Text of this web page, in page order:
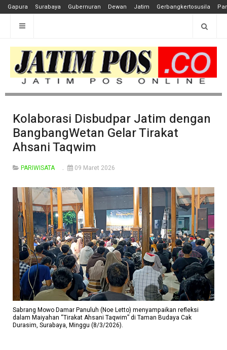
Gapura Surabaya Gubernuran Dewan Jatim Gerbangkertosusila
Kolaborasi Disbudpar Jatim dengan
BangbangWetan Gelar Tirakat
Ahsani Taqwim
PARIWISATA 09 Maret 2026
Sabrang Mowo Damar Panuluh (Noe Letto) menyampaikan refleksi
dalam Maiyahan “Tirakat Ahsani Taqwim” di Taman Budaya Cak
Durasim, Surabaya, Minggu (8/3/2026).